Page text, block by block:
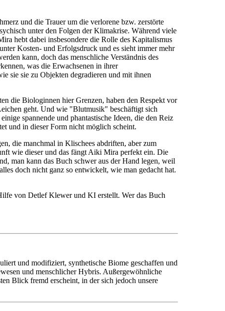
und die Trauer um die verlorene bzw. zerstörte
unter den Folgen der Klimakrise. Während viele
hebt dabei insbesondere die Rolle des Kapitalismus
Kosten- und Erfolgsdruck und es sieht immer mehr
kann, doch das menschliche Verständnis des
was die Erwachsenen in ihrer
sie sie zu Objekten degradieren und mit ihnen
die Biologinnen hier Grenzen, haben den Respekt vor
geht. Und wie "Blutmusik" beschäftigt sich
spannende und phantastische Ideen, die den Reiz
und in dieser Form nicht möglich scheint.
die manchmal in Klischees abdriften, aber zum
wie dieser und das fängt Aiki Mira perfekt ein. Die
man kann das Buch schwer aus der Hand legen, weil
doch nicht ganz so entwickelt, wie man gedacht hat.
von Detlef Klewer und KI erstellt. Wer das Buch
und modifiziert, synthetische Biome geschaffen und
und menschlicher Hybris. Außergewöhnliche
Blick fremd erscheint, in der sich jedoch unsere